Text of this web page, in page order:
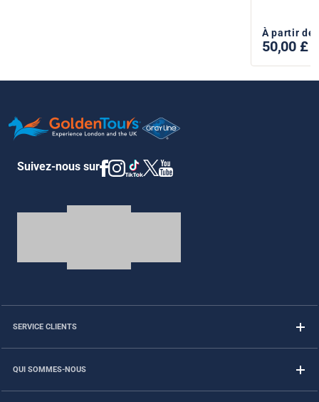
À partir de
50,00 £
Suivez-nous sur
SERVICE CLIENTS
QUI SOMMES-NOUS